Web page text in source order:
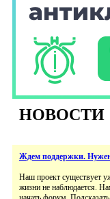
НОВОСТИ
Ждем поддержки.
Наш проект существует
жизни не наблюдается.